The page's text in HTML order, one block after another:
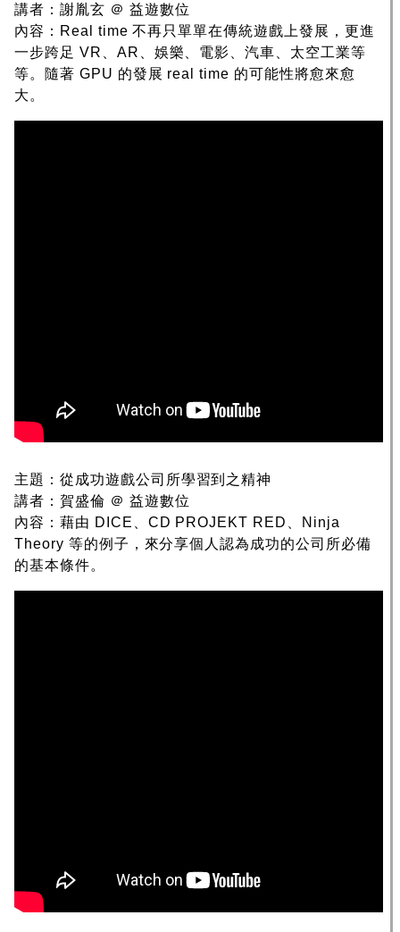
講者：謝胤玄 ＠ 益遊數位
內容：Real time 不再只單單在傳統遊戲上發展，更進
一步跨足 VR、AR、娛樂、電影、汽車、太空工業等
等。隨著 GPU 的發展 real time 的可能性將愈來愈
大。
主題：從成功遊戲公司所學習到之精神
講者：賀盛倫 ＠ 益遊數位
內容：藉由 DICE、CD PROJEKT RED、Ninja
Theory 等的例子，來分享個人認為成功的公司所必備
的基本條件。